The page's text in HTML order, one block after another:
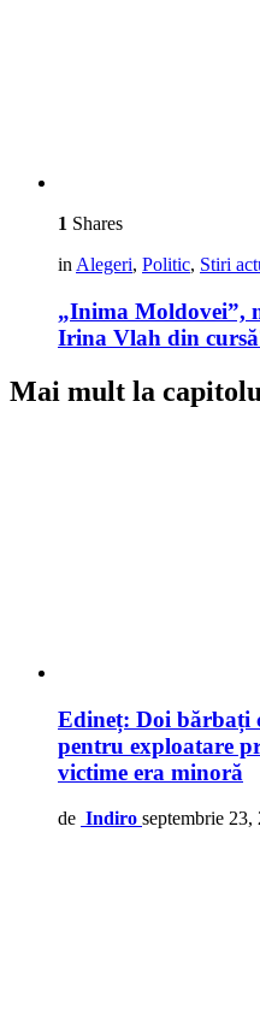
1 Shares
inAlegeri, Politic, Stiri
„Inima Moldovei”,
Irina Vlah din
Mai mult la
Edineț: Doi bărbați
pentru exploatare
victime era minoră
de Indiro septembrie